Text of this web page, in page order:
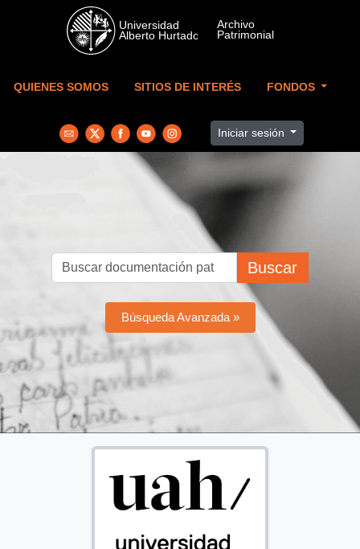
Skip to main content
QUIENES SOMOS SITIOS DE INTERÉS FONDOS
Iniciar sesión
Buscar
Búsqueda Avanzada »